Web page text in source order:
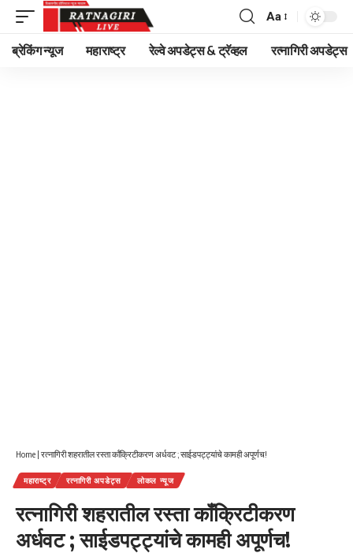
Font
Resizer
Aa
ब्रेकिंग न्यूज महाराष्ट्र रेल्वे अपडेट्स & ट्रॅव्हल रत्नागिरी अपडेट्स
Home | रत्नागिरी शहरातील रस्ता कॉंक्रिटीकरण अर्धवट ; साईडपट्ट्यांचे कामही अपूर्णच!
महाराष्ट्र रत्नागिरी अपडेट्स लोकल न्यूज
रत्नागिरी शहरातील रस्ता कॉंक्रिटीकरण
अर्धवट ; साईडपट्ट्यांचे कामही अपूर्णच!